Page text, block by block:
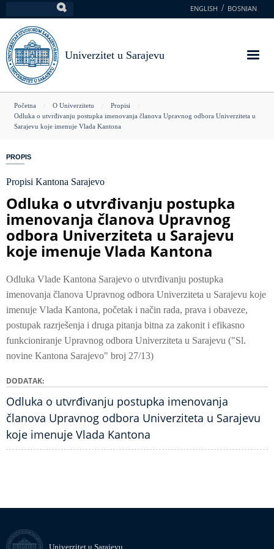
na
glavni
sadržaj
ENGLISH BOSNIAN
Univerzitet u Sarajevu
You
are
Početna O Univerzitetu
Propisi
Odluka o utvrđivanju postupka imenovanja članova Upravnog odbora Univerziteta u
Sarajevu koje imenuje Vlada Kantona
PROPIS
Propisi Kantona Sarajevo
Odluka o utvrđivanju postupka
imenovanja članova Upravnog
odbora Univerziteta u Sarajevu
koje imenuje Vlada Kantona
Odluka Vlade Kantona Sarajevo o utvrđivanju postupka
imenovanja članova Upravnog odbora Univerziteta u Sarajevu koje
imenuje Vlada Kantona, početak i način rada, prava i obaveze,
postupak razrješenja i druga pitanja bitna za zakonit i efikasno
funkcioniranje Upravnog odbora Univerziteta u Sarajevu ("Sl.
novine Kantona Sarajevo" broj 27/13)
DODATAK
Odluka o utvrđivanju postupka imenovanja
članova Upravnog odbora Univerziteta u Sarajevu
koje imenuje Vlada Kantona
Univerzitet u Sarajevu